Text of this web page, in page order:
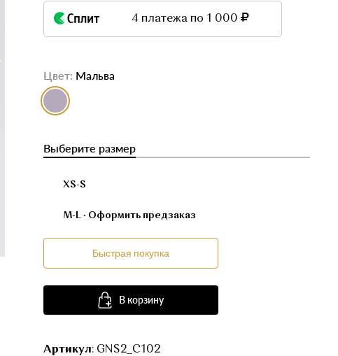
Артикул: GNS2_C102
4 платежа по 1 000
Цвет: Мальва
выбор цвета
Выберите размер
XS-S
M-L · Оформить предзаказ
Быстрая покупка
В корзину